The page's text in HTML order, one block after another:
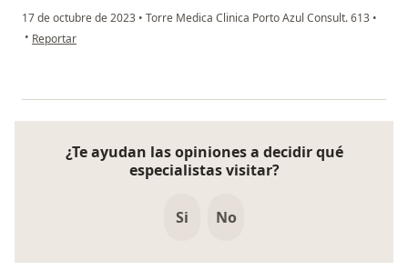
17 de octubre de 2023 • Torre Medica Clinica Porto Azul Consult. 613 •
• en opinión del usuario Oscar Arboleda
Reportar
¿Te ayudan las opiniones a decidir qué
especialistas visitar?
Si No